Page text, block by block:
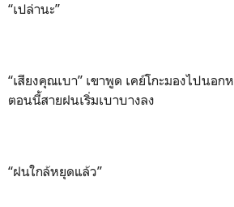
“เปล่านะ”
“เสียงคุณเบา” เขาพูด เคย์โกะมองไปนอ
ตอนนี้สายฝนเริ่มเบาบางลง
“ฝนใกล้หยุดแล้ว”